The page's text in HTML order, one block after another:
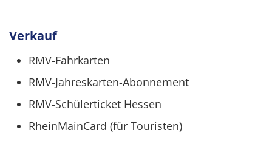
Verkauf
RMV-Fahrkarten
RMV-Jahreskarten-Abonnement
RMV-Schülerticket Hessen
RheinMainCard (für Touristen)